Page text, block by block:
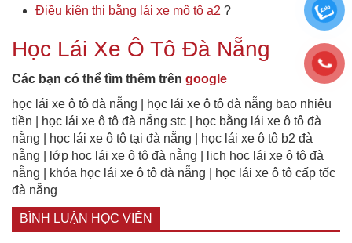
Điều kiện thi bằng lái xe mô tô a2 ?
Học Lái Xe Ô Tô Đà Nẵng
Các bạn có thể tìm thêm trên google
học lái xe ô tô đà nẵng | học lái xe ô tô đà nẵng bao nhiêu
tiền | học lái xe ô tô đà nẵng stc | học bằng lái xe ô tô đà
nẵng | học lái xe ô tô tại đà nẵng | học lái xe ô tô b2 đà
nẵng | lớp học lái xe ô tô đà nẵng | lịch học lái xe ô tô đà
nẵng | khóa học lái xe ô tô đà nẵng | học lái xe ô tô cấp tốc
đà nẵng
BÌNH LUẬN HỌC VIÊN